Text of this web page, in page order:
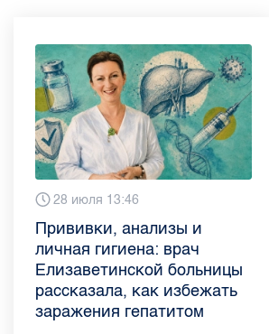
6 августа 9:02
Piter.TV находится в
ТОП-10 рейтинга самых
цитируемых СМИ
Петербурга и Ленобласти
во II квартале 2026 года
28 июля 13:46
Прививки, анализы и
личная гигиена: врач
Елизаветинской больницы
рассказала, как избежать
заражения гепатитом
13 июля 9:05
Как обезопасить ребенка
летом: советы педиатра
для родителей
3 июля 11:56
Проходные баллы в вузах
СПб — 2026: где самый
высокий и самый низкий
конкурс
23 июня 9:10
Врач назвала неожиданные
причины воспаления
ахиллова сухожилия летом
16 июня 11:37
Декрет без потери дохода:
эксперт рассказала о
возможностях для
работающих родителей
11 июня 12:37
Что такое рассеянный
склероз: невролог
Елизаветинской больницы
ответила на главные
вопросы о заболевании
3 июня 10:02
Бамбл с вишней и лимонад
с имбирем: какие напитки
можно приготовить дома в
жару